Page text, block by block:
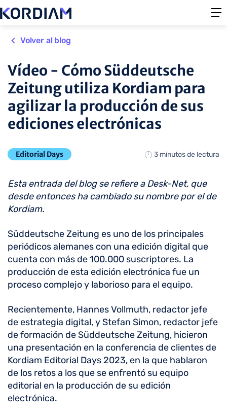
Volver al blog
Vídeo - Cómo Süddeutsche
Zeitung utiliza Kordiam para
agilizar la producción de sus
ediciones electrónicas
Editorial Days 3 minutos de lectura
Esta entrada del blog se refiere a Desk-Net, que
desde entonces ha cambiado su nombre por el de
Kordiam.
Süddeutsche Zeitung es uno de los principales
periódicos alemanes con una edición digital que
cuenta con más de 100.000 suscriptores. La
producción de esta edición electrónica fue un
proceso complejo y laborioso para el equipo.
Recientemente, Hannes Vollmuth, redactor jefe
de estrategia digital, y Stefan Simon, redactor jefe
de formación de Süddeutsche Zeitung, hicieron
una presentación en la conferencia de clientes de
Kordiam Editorial Days 2023, en la que hablaron
de los retos a los que se enfrentó su equipo
editorial en la producción de su edición
electrónica.